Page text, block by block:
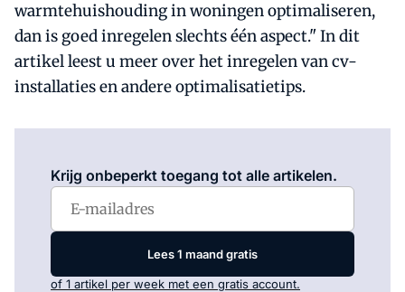
warmtehuishouding in woningen optimaliseren,
dan is goed inregelen slechts één aspect." In dit
artikel leest u meer over het inregelen van cv-
installaties en andere optimalisatietips.
Krijg onbeperkt toegang tot alle artikelen.
Lees 1 maand gratis
of 1 artikel per week met een gratis account.